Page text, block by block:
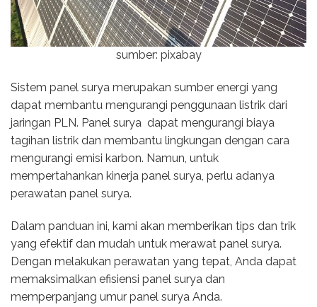
sumber: pixabay
Sistem panel surya merupakan sumber energi yang
dapat membantu mengurangi penggunaan listrik dari
jaringan PLN. Panel surya dapat mengurangi biaya
tagihan listrik dan membantu lingkungan dengan cara
mengurangi emisi karbon. Namun, untuk
mempertahankan kinerja panel surya, perlu adanya
perawatan panel surya.
Dalam panduan ini, kami akan memberikan tips dan trik
yang efektif dan mudah untuk merawat panel surya.
Dengan melakukan perawatan yang tepat, Anda dapat
memaksimalkan efisiensi panel surya dan
memperpanjang umur panel surya Anda.